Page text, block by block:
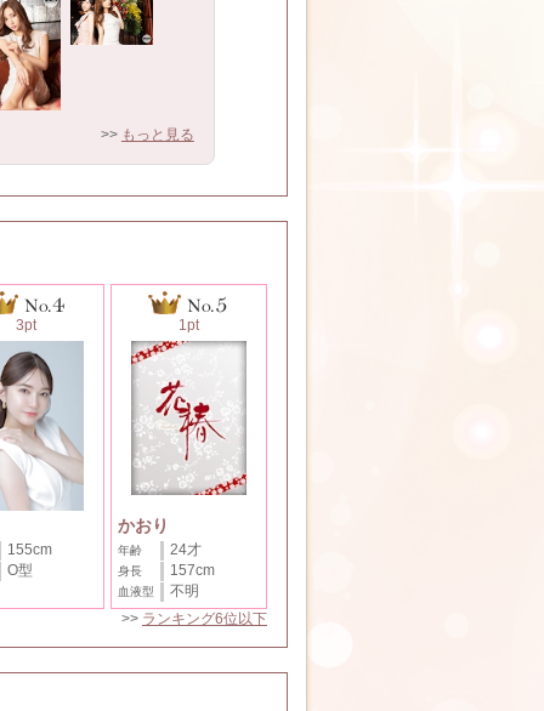
>> もっと見る
3pt
155cm
O型
1pt
かおり
年齢 24才
身長 157cm
血液型
不明
>> ランキング6位以下